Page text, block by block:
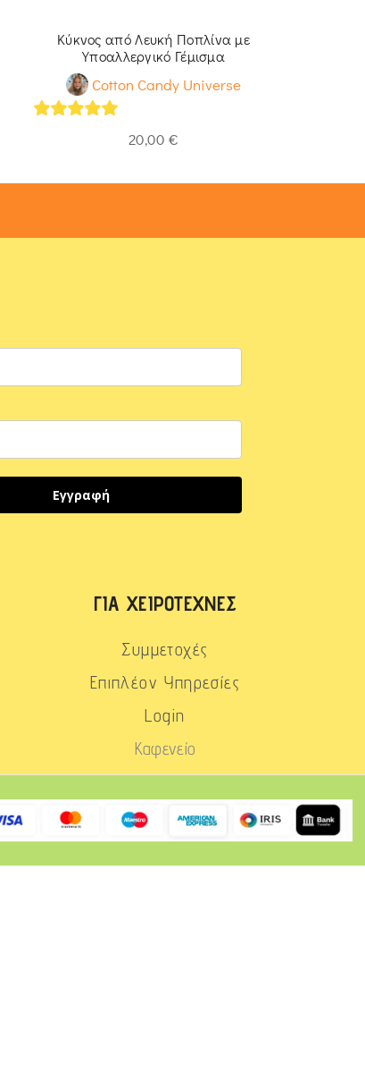
Κύκνος από Λευκή Ποπλίνα με
Υποαλλεργικό Γέμισμα
Cotton Candy Universe
20,00 €
Εγγραφή
ΓΙΑ ΧΕΙΡΟΤΈΧΝΕΣ
Συμμετοχές
Επιπλέον Υπηρεσίες
Login
Καφενείο